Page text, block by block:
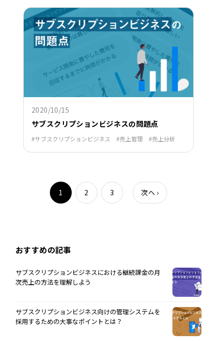
2020/10/15
サブスクリプションビジネスの問題点
サブスクリプションビジネス 売上管理 売上分析
1 2 3 次へ ›
おすすめの記事
サブスクリプションビジネスにおける継続課金の月
次売上の方法を理解しよう
サブスクリプションビジネス向けの管理システムを
採用するための大事なポイントとは？